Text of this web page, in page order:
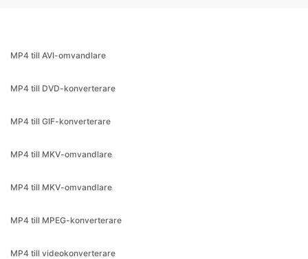
MP4 till AVI-omvandlare
MP4 till DVD-konverterare
MP4 till GIF-konverterare
MP4 till MKV-omvandlare
MP4 till MKV-omvandlare
MP4 till MPEG-konverterare
MP4 till videokonverterare